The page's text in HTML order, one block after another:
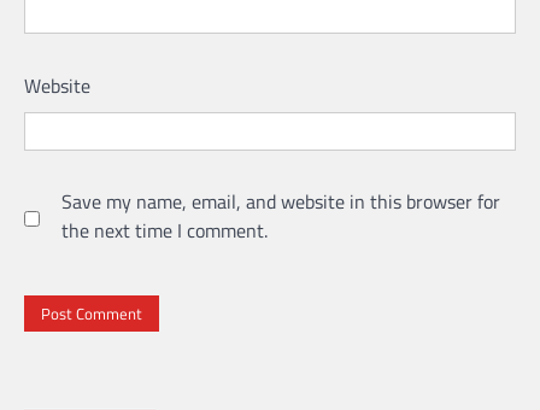
Website
Save my name, email, and website in this browser for
the next time I comment.